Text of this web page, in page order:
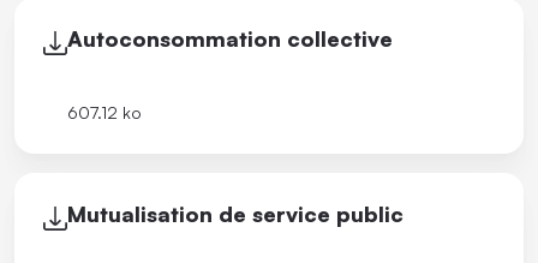
Autoconsommation collective
607.12 ko
Mutualisation de service public